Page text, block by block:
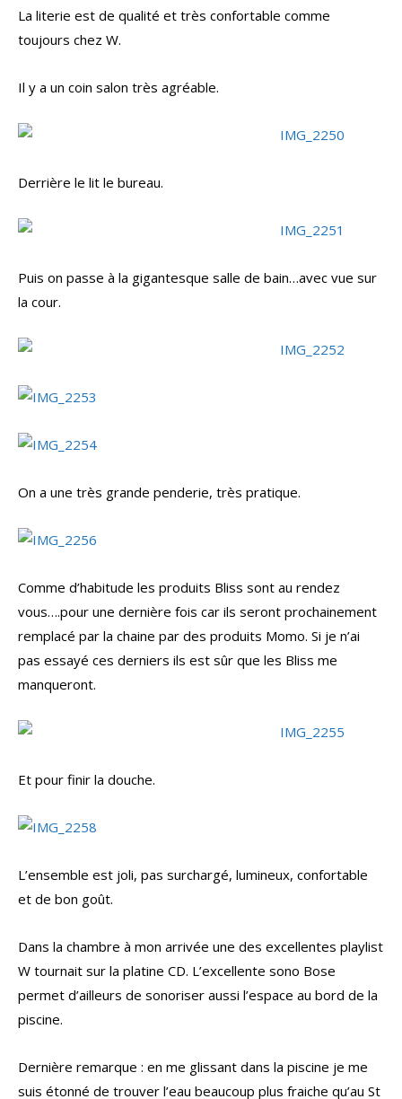
La literie est de qualité et très confortable comme
toujours chez W.
Il y a un coin salon très agréable.
Derrière le lit le bureau.
Puis on passe à la gigantesque salle de bain…avec vue sur
la cour.
On a une très grande penderie, très pratique.
Comme d’habitude les produits Bliss sont au rendez
vous….pour une dernière fois car ils seront prochainement
remplacé par la chaine par des produits Momo. Si je n’ai
pas essayé ces derniers ils est sûr que les Bliss me
manqueront.
Et pour finir la douche.
L’ensemble est joli, pas surchargé, lumineux, confortable
et de bon goût.
Dans la chambre à mon arrivée une des excellentes playlist
W tournait sur la platine CD. L’excellente sono Bose
permet d’ailleurs de sonoriser aussi l’espace au bord de la
piscine.
Dernière remarque : en me glissant dans la piscine je me
suis étonné de trouver l’eau beaucoup plus fraiche qu’au St